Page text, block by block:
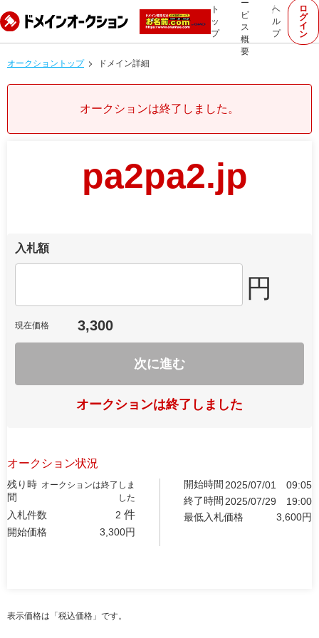
ト
ッ
プ
ー
ビ
ス
概
要
ヘ
ル
プ
ロ
グ
イ
ン
オークショントップ ドメイン詳細
オークションは終了しました。
pa2pa2.jp
入札額
円
現在価格 3,300
次に進む
オークションは終了しました
オークション状況
残り時
間
オークションは終了しま
した
入札件数 2 件
開始価格 3,300円
開始時間 2025/07/01
09:05
終了時間 2025/07/29
19:00
最低入札価格
3,600円
表示価格は「税込価格」です。